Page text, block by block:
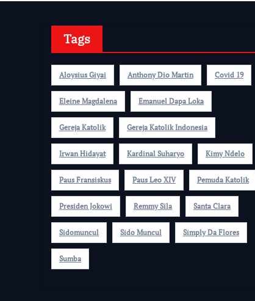
Tags
Aloysius Giyai Anthony Dio Martin Covid 19
Eleine Magdalena Emanuel Dapa Loka
Gereja Katolik Gereja Katolik Indonesia
Irwan Hidayat Kardinal Suharyo Kimy Ndelo
Paus Fransiskus Paus Leo XIV Pemuda Katolik
Presiden Jokowi Remmy Sila Santa Clara
Sidomuncul Sido Muncul Simply Da Flores
Sumba